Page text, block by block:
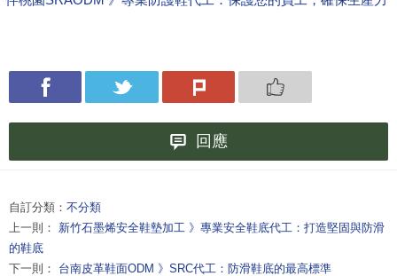
回應
自訂分類： 不分類
上一則： 新竹石墨烯安全鞋墊加工 》專業安全鞋底代工：打造堅固與防滑
的鞋底
下一則： 台南皮革鞋面ODM 》SRC代工：防滑鞋底的最高標準